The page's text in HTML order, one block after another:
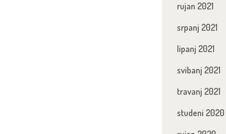
rujan 2021
srpanj 2021
lipanj 2021
svibanj 2021
travanj 2021
studeni 2020